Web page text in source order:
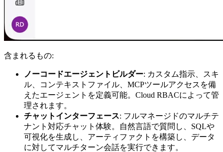
含まれるもの:
ノーコードエージェントビルダー: カスタム指示、スキ
ル、コンテキストファイル、MCPツールアクセスを備
えたエージェントを定義可能。Cloud RBACによって管
理されます。
チャットインターフェース: フルマネージドのマルチテ
ナント対応チャット体験。自然言語で質問し、SQLや
可視化を生成し、アーティファクトを構築し、データ
に対してマルチターン会話を実行できます。